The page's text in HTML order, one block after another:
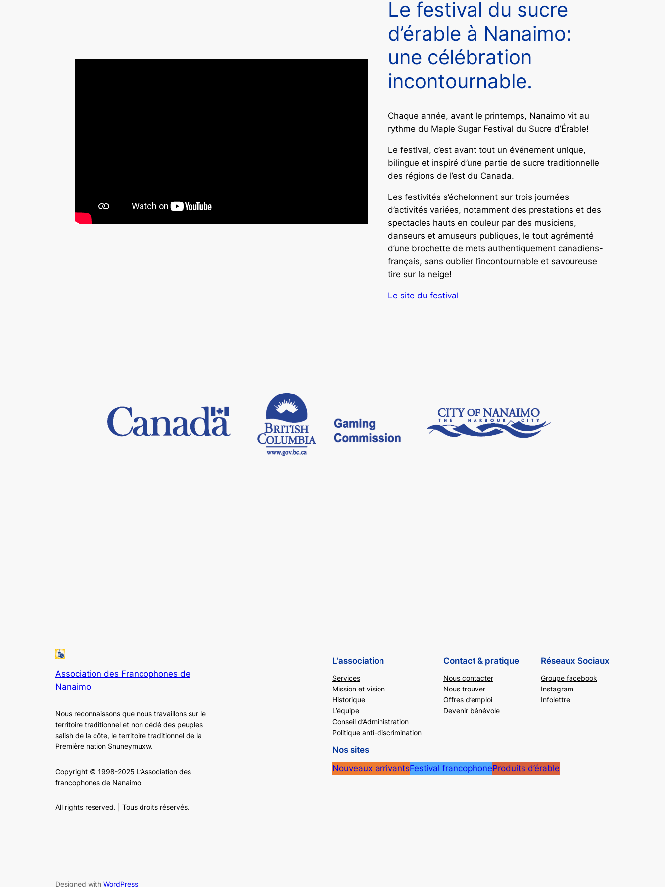
Le festival du sucre
d’érable à Nanaimo:
une célébration
incontournable.
Chaque année, avant le printemps, Nanaimo vit au
rythme du Maple Sugar Festival du Sucre d’Érable!
Le festival, c’est avant tout un événement unique,
bilingue et inspiré d’une partie de sucre traditionnelle
des régions de l’est du Canada.
Les festivités s’échelonnent sur trois journées
d’activités variées, notamment des prestations et des
spectacles hauts en couleur par des musiciens,
danseurs et amuseurs publiques, le tout agrémenté
d’une brochette de mets authentiquement canadiens-
français, sans oublier l’incontournable et savoureuse
tire sur la neige!
Le site du festival
Association des Francophones de
Nanaimo
Nous reconnaissons que nous travaillons sur le
territoire traditionnel et non cédé des peuples
salish de la côte, le territoire traditionnel de la
Première nation Snuneymuxw.
Copyright © 1998-2025 L’Association des
francophones de Nanaimo.
All rights reserved. | Tous droits réservés.
L’association
Services
Mission et vision
Historique
L’équipe
Conseil d’Administration
Politique anti-discrimination
Contact & pratique
Nous contacter
Nous trouver
Offres d’emploi
Devenir bénévole
Réseaux Sociaux
Groupe facebook
Instagram
Infolettre
Nos sites
Nouveaux arrivantsFestival francophoneProduits d’érable
Designed with WordPress